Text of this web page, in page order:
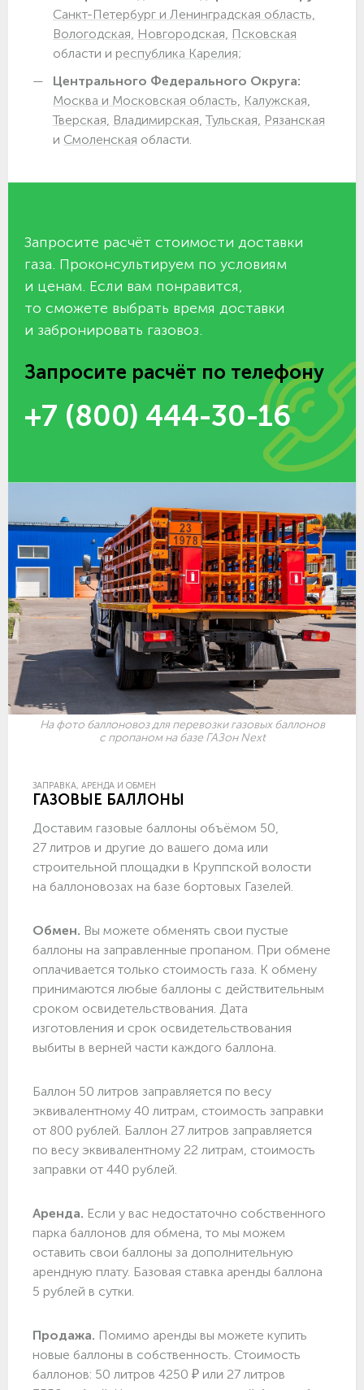
Санкт-Петербург и Ленинградская область,
Вологодская, Новгородская, Псковская
области и республика Карелия;
Центрального Федерального Округа:
Москва и Московская область, Калужская,
Тверская, Владимирская, Тульская, Рязанская
и Смоленская области.
Запросите расчёт стоимости доставки
газа. Проконсультируем по условиям
и ценам. Если вам понравится,
то сможете выбрать время доставки
и забронировать газовоз.
Запросите расчёт по телефону
+7 (800) 444-30-16
На фото баллоновоз для перевозки газовых баллонов
с пропаном на базе ГАЗон Next
ЗАПРАВКА, АРЕНДА И ОБМЕН
ГАЗОВЫЕ БАЛЛОНЫ
Доставим газовые баллоны объёмом 50,
27 литров и другие до вашего дома или
строительной площадки в Круппской волости
на баллоновозах на базе бортовых Газелей.
Обмен. Вы можете обменять свои пустые
баллоны на заправленные пропаном. При обмене
оплачивается только стоимость газа. К обмену
принимаются любые баллоны с действительным
сроком освидетельствования. Дата
изготовления и срок освидетельствования
выбиты в верней части каждого баллона.
Баллон 50 литров заправляется по весу
эквивалентному 40 литрам, стоимость заправки
от 800 рублей. Баллон 27 литров заправляется
по весу эквивалентному 22 литрам, стоимость
заправки от 440 рублей.
Аренда. Если у вас недостаточно собственного
парка баллонов для обмена, то мы можем
оставить свои баллоны за дополнительную
арендную плату. Базовая ставка аренды баллона
5 рублей в сутки.
Продажа. Помимо аренды вы можете купить
новые баллоны в собственность. Стоимость
баллонов: 50 литров 4250 ₽ или 27 литров